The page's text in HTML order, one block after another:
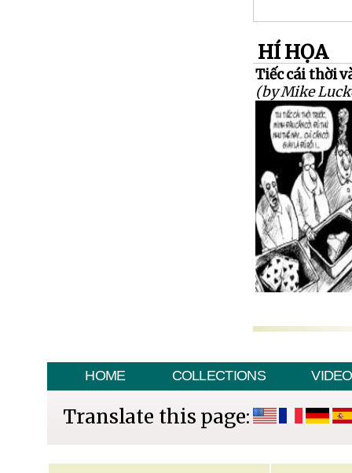
HÍ HỌA
Tiếc cái thời
(by Mike
HOME COLLECTIONS VIDEO
Translate this page: